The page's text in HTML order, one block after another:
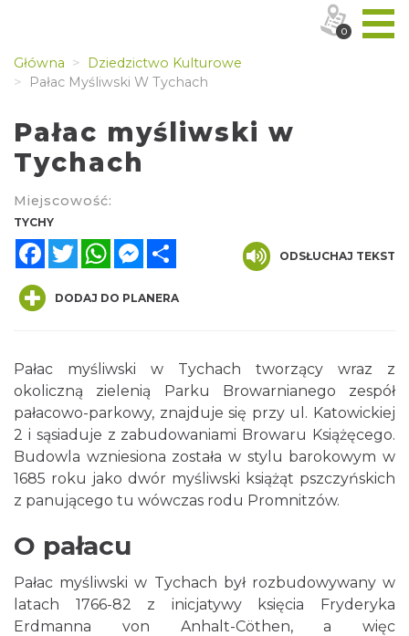
Główna
Dziedzictwo Kulturowe
Pałac Myśliwski W Tychach
Pałac myśliwski w
Tychach
Miejscowość:
TYCHY
FacebookTwitterWhatsAppMessenger
ODSŁUCHAJ TEKST
DODAJ DO PLANERA
Pałac myśliwski w Tychach tworzący wraz z
okoliczną zielenią Parku Browarnianego zespół
pałacowo-parkowy, znajduje się przy ul. Katowickiej
2 i sąsiaduje z zabudowaniami Browaru Książęcego.
Budowla wzniesiona została w stylu barokowym w
1685 roku jako dwór myśliwski książąt pszczyńskich
z panującego tu wówczas rodu Promnitzów.
O pałacu
Pałac myśliwski w Tychach był rozbudowywany w
latach 1766-82 z inicjatywy księcia Fryderyka
Erdmanna von Anhalt-Cöthen, a więc
0